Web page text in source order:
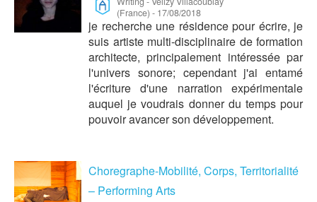
(France) - 17/08/2018
je recherche une résidence pour écrire, je
suis artiste multi-disciplinaire de formation
architecte, principalement intéressée par
l'univers sonore; cependant j'ai entamé
l'écriture d'une narration expérimentale
auquel je voudrais donner du temps pour
pouvoir avancer son développement.
Choregraphe-Mobilité, Corps, Territorialité
– Performing Arts